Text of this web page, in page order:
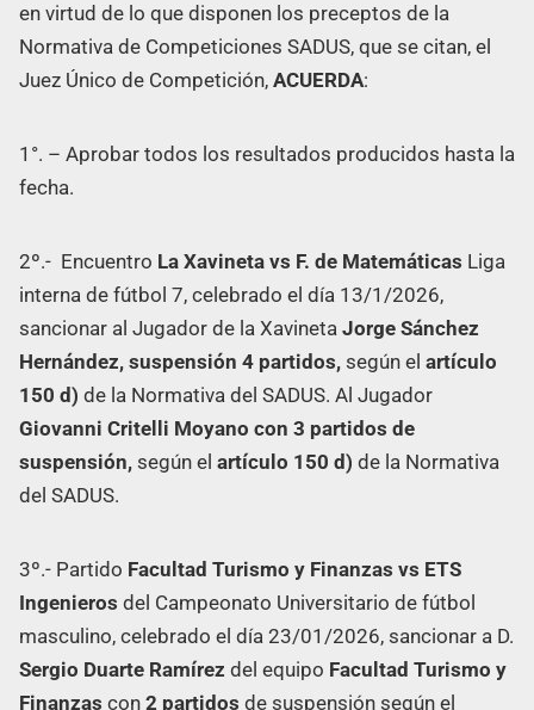
en virtud de lo que disponen los preceptos de la
Normativa de Competiciones SADUS, que se citan, el
Juez Único de Competición, ACUERDA:
1°. – Aprobar todos los resultados producidos hasta la
fecha.
2º.- Encuentro La Xavineta vs F. de Matemáticas Liga
interna de fútbol 7, celebrado el día 13/1/2026,
sancionar al Jugador de la Xavineta Jorge Sánchez
Hernández, suspensión 4 partidos, según el artículo
150 d) de la Normativa del SADUS. Al Jugador
Giovanni Critelli Moyano con 3 partidos de
suspensión, según el artículo 150 d) de la Normativa
del SADUS.
3º.- Partido Facultad Turismo y Finanzas vs ETS
Ingenieros del Campeonato Universitario de fútbol
masculino, celebrado el día 23/01/2026, sancionar a D.
Sergio Duarte Ramírez del equipo Facultad Turismo y
Finanzas con 2 partidos de suspensión según el